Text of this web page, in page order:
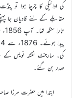
کی ادائیگی کا چرچا ہوا تو
مقابلے کے لئے قادیان جا
کی۔ سارجنٹ نقشہ نویس
صدر بن گئے۔
ابتدا میں حضرت مرزا